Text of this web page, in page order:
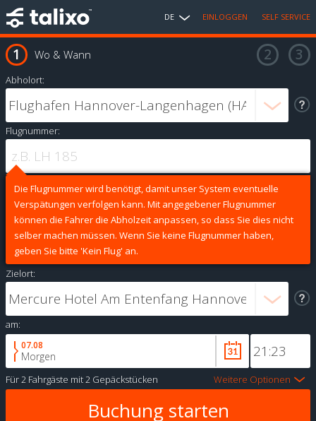
DE EINLOGGEN SELF SERVICE
Wo & Wann
Abholort:
Flugnummer:
Die Flugnummer wird benötigt, damit unser System eventuelle
Verspätungen verfolgen kann. Mit angegebener Flugnummer
können die Fahrer die Abholzeit anpassen, so dass Sie dies nicht
selber machen müssen. Wenn Sie keine Flugnummer haben,
geben Sie bitte 'Kein Flug' an.
Zielort:
am:
07.08
Morgen
Für2 Fahrgäste mit2 Gepäckstücken Weitere Optionen